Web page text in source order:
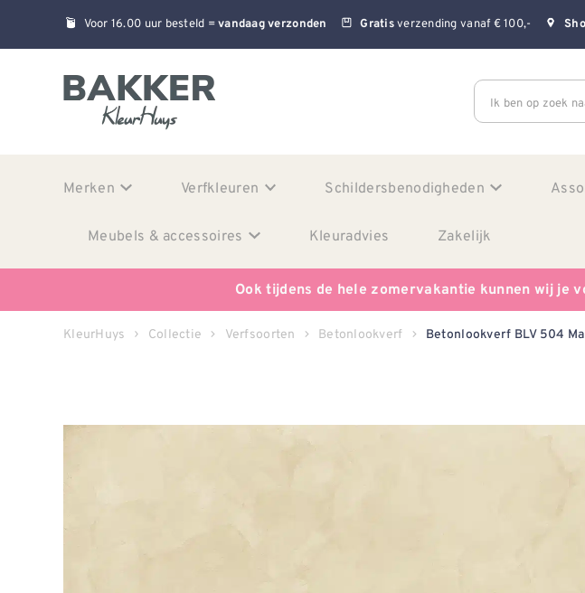
Voor 16.00 uur besteld =vandaag verzonden Gratisverzending vanaf € 100,-
Ik ben op zoek
Merken Verfkleuren Schildersbenodigheden
Meubels & accessoires Kleuradvies Zakelijk
Ook tijdens de hele zomervakantie kunnen wij je
KleurHuys Collectie Verfsoorten Betonlookverf Betonlookverf BLV 504